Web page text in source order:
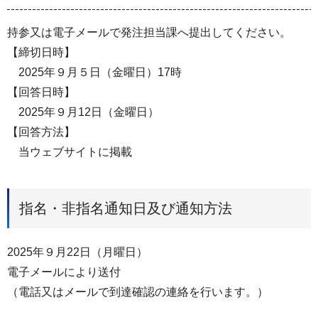
持参又は電子メールで発注担当課へ提出してください。
【締切日時】
2025年９月５日（金曜日）17時
【回答日時】
2025年９月12日（金曜日）
【回答方法】
当ウェブサイトに掲載
指名・非指名通知日及び通知方法
2025年９月22日（月曜日）
電子メールにより送付
（電話又はメールで到達確認の連絡を行います。）